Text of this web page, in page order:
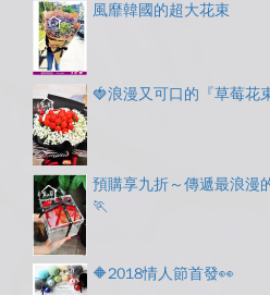
風靡韓國的超大花束
🍓浪漫又可口的『草莓花
預購享九折～傳遞最浪漫
🏃
🔶2018情人節首發👀